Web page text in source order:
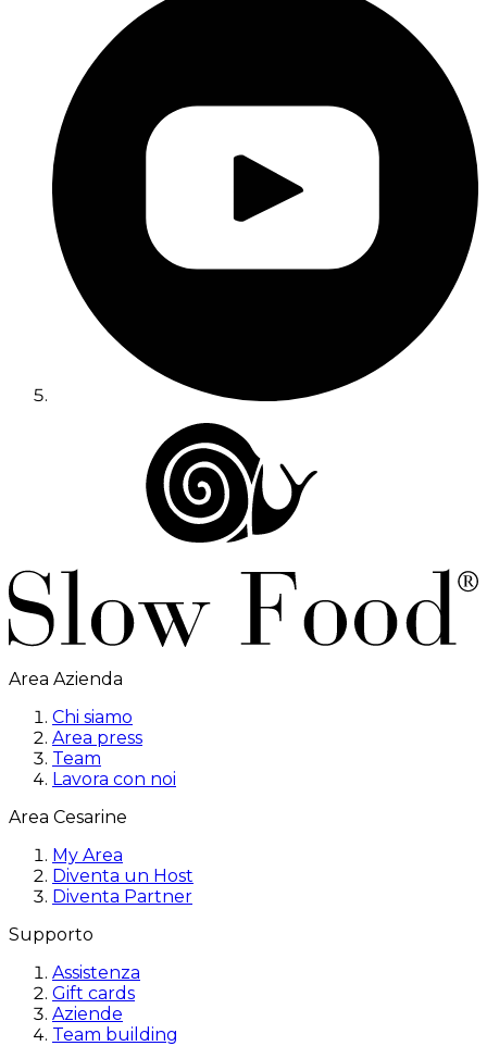
Area Azienda
Chi siamo
Area press
Team
Lavora con noi
Area Cesarine
My Area
Diventa un Host
Diventa Partner
Supporto
Assistenza
Gift cards
Aziende
Team building